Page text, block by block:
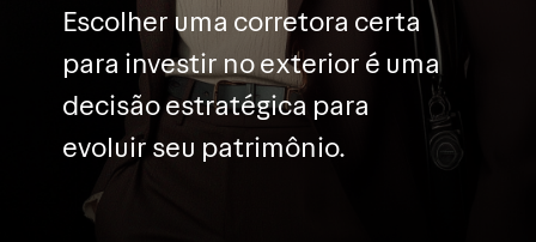
Escolher uma corretora certa
para investir no exterior é uma
decisão estratégica para
evoluir seu patrimônio.